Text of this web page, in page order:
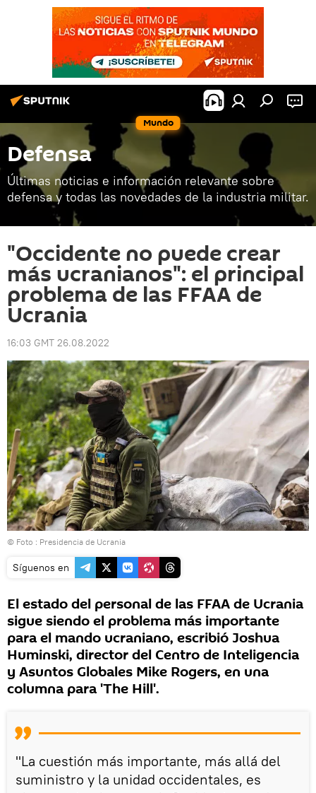
Mundo
Defensa
Últimas noticias e información relevante sobre
defensa y todas las novedades de la industria militar.
"Occidente no puede crear
más ucranianos": el principal
problema de las FFAA de
Ucrania
16:03 GMT 26.08.2022
© Foto : Presidencia de Ucrania
Síguenos en
El estado del personal de las FFAA de Ucrania
sigue siendo el problema más importante
para el mando ucraniano, escribió Joshua
Huminski, director del Centro de Inteligencia
y Asuntos Globales Mike Rogers, en una
columna para 'The Hill'.
"La cuestión más importante, más allá del
suministro y la unidad occidentales, es